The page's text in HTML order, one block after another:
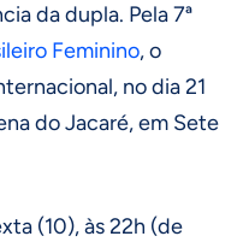
da dupla. Pela 7ª
Feminino, o
no dia 21
do Jacaré, em Sete
(10), às 22h (de